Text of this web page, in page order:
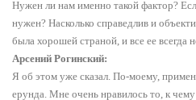
Нужен ли нам именно такой фактор?
нужен? Насколько справедлив и
была хорошей страной, и все ее всегда
Арсений Рогинский:
Я об этом уже сказал. По-моему,
ерунда. Мне очень нравилось то, к